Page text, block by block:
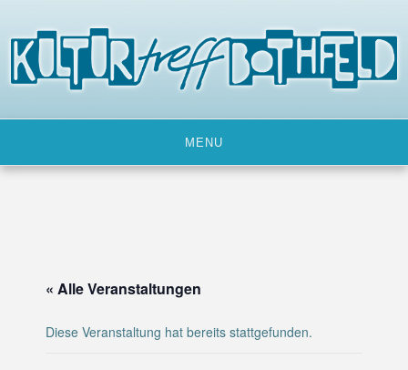
content
MENU
« Alle Veranstaltungen
Diese Veranstaltung hat bereits stattgefunden.